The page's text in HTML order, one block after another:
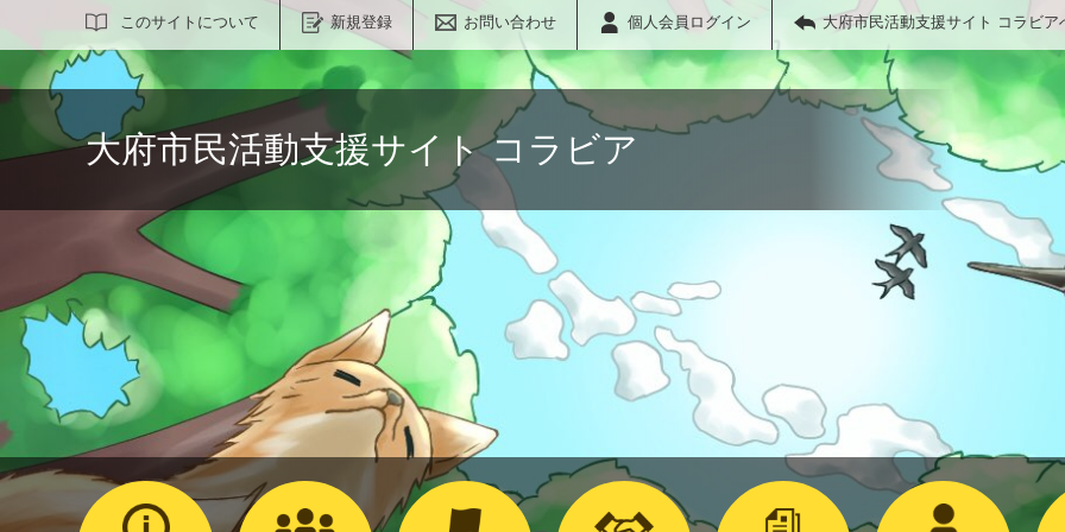
このサイトについて 新規登録 お問い合わせ 個人会員ログイン 大府市民活動支援サイト コラビア
サイト内検索
大府市民活動支援サイト コラビア